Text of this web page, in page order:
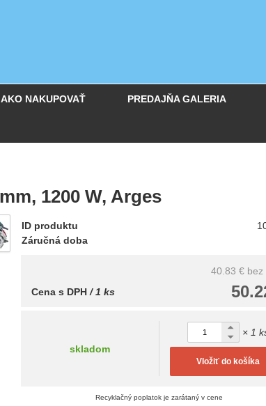
AKO NAKUPOVAŤ PREDAJŇA GALERIA
1200 W, Arges
ID produktu
Záručná doba
40.83 € bez
Cena s DPH / 1 ks
skladom
× 1
Vložiť do košíka
Recyklačný poplatok je zarátaný v cene